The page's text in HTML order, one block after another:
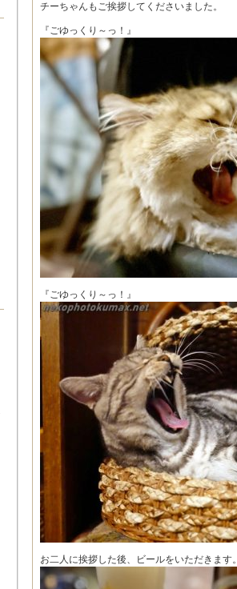
チーちゃんもご挨拶してくださいました。
『ごゆっくり～っ！』
『ごゆっくり～っ！』
お二人に挨拶した後、ビールをいただきます。